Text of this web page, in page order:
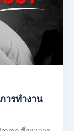
ารทำงาน